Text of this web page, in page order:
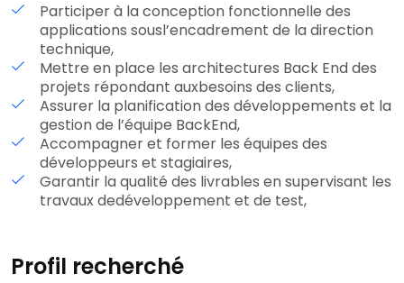
Participer à la conception fonctionnelle des
applications sousl’encadrement de la direction
technique,
Mettre en place les architectures Back End des
projets répondant auxbesoins des clients,
Assurer la planification des développements et la
gestion de l’équipe BackEnd,
Accompagner et former les équipes des
développeurs et stagiaires,
Garantir la qualité des livrables en supervisant les
travaux dedéveloppement et de test,
Profil recherché